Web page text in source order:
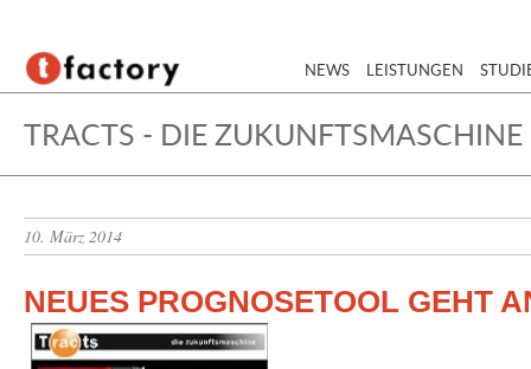
NEWS LEISTUNGEN
TRACTS - DIE ZUKUNFTSMASCHINE
10. März 2014
NEUES PROGNOSETOOL GEHT